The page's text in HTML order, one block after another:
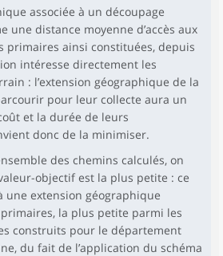
associée à un découpage
une distance moyenne d’accès aux
primaires ainsi constituées, depuis
intéresse directement les
: l’extension géographique de la
pour leur collecte aura un
et la durée de leurs
donc de la minimiser.
des chemins calculés, on
objectif est la plus petite : ce
une extension géographique
la plus petite parmi les
construits pour le département
du fait de l’application du schéma